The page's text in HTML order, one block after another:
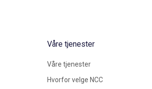
Våre tjenester
Våre tjenester
Hvorfor velge NCC